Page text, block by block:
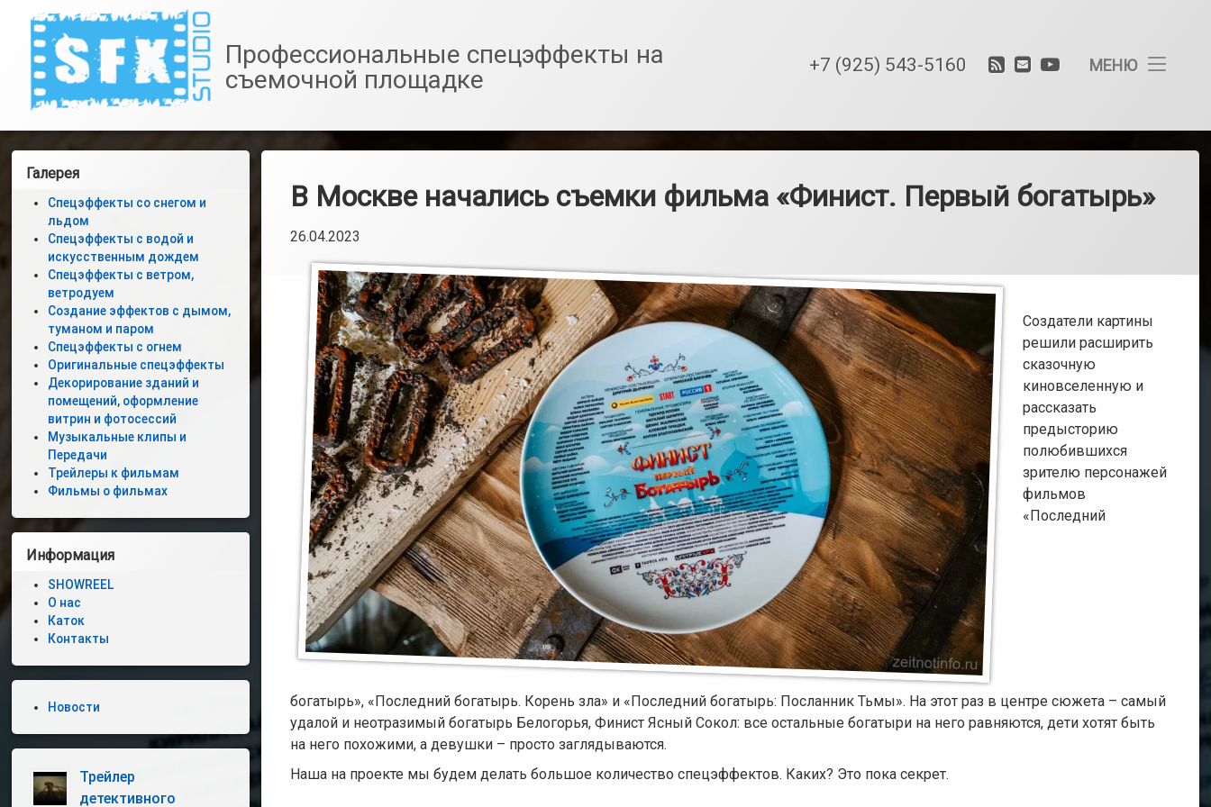
содержимому
SfxStudio.ru
Профессиональные спецэффекты на
съемочной площадке
Тел:
+7 (925) 543-5160 RSS E-
YouTube
МЕНЮ
Спецэффекты
водой
и
Спецэффекты
ветродуем
эффектов
с
туманом
и
паром
Музыкальные
Трейлеры
к
В Москве начались съемки фильма «Финист. Первый богатырь»
26.04.2023
Создатели картины
решили расширить
сказочную
киновселенную и
рассказать
предысторию
полюбившихся
зрителю персонажей
фильмов
«Последний
богатырь», «Последний богатырь. Корень зла» и «Последний богатырь: Посланник Тьмы». На этот раз в центре сюжета – самый
удалой и неотразимый богатырь Белогорья, Финист Ясный Сокол: все остальные богатыри на него равняются, дети хотят быть
на него похожими, а девушки – просто заглядываются.
Наша на проекте мы будем делать большое количество спецэффектов. Каких? Это пока секрет.
Левая
боковая
панель
Галерея
Спецэффекты со снегом и
льдом
Спецэффекты с водой и
искусственным дождем
Спецэффекты с ветром,
ветродуем
Создание эффектов с дымом,
туманом и паром
Спецэффекты с огнем
Оригинальные спецэффекты
Декорирование зданий и
помещений, оформление
витрин и фотосессий
Музыкальные клипы и
Передачи
Трейлеры к фильмам
Фильмы о фильмах
Информация
SHOWREEL
О нас
Каток
Контакты
Новости
Трейлер
детективного